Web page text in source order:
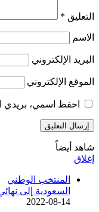
التعليق *
الاسم
البريد الإلكتروني
الموقع الإلكتروني
احفظ اسمي، بريدي
شاهد أيضاً
إغلاق
المنتخب الوطني
السعودية إلى
2022-08-14